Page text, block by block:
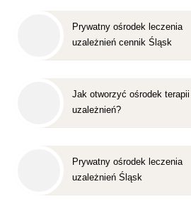
Prywatny ośrodek leczenia
uzależnień cennik Śląsk
Jak otworzyć ośrodek terapii
uzależnień?
Prywatny ośrodek leczenia
uzależnień Śląsk